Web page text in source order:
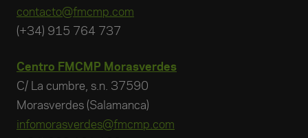
contacto@fmcmp.com
(+34) 915 764 737
Centro FMCMP Morasverdes
C/ La cumbre, s.n. 37590
Morasverdes (Salamanca)
infomorasverdes@fmcmp.com